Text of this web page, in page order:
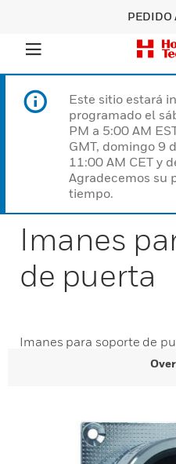
PEDIDO
Este sitio estará
programado el
PM a 5:00 AM
GMT, domingo 9
11:00 AM CET y
Agradecemos su
tiempo.
Imanes
de puerta
Imanes para soporte de